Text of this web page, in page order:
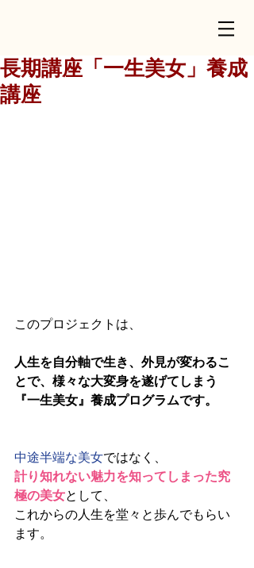
長期講座「一生美女」養成
講座
このプロジェクトは、
人生を自分軸で生き、外見が変わるこ
とで、様々な大変身を遂げてしまう
『一生美女』養成プログラムです。
中途半端な美女ではなく、
計り知れない魅力を知ってしまった究
極の美女として、
これからの人生を堂々と歩んでもらい
ます。